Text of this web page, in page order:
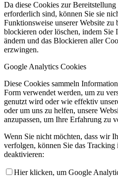
Da diese Cookies zur
erforderlich sind, können Sie sie
Funktionsweise unserer Website zu
blockieren oder löschen, indem Sie
ändern und das Blockieren aller
erzwingen.
Google Analytics Cookies
Diese Cookies sammeln
Form verwendet werden, um zu
genutzt wird oder wie effektiv
oder um uns zu helfen, unsere
anzupassen, um Ihre Erfahrung zu
Wenn Sie nicht möchten, dass wir
verfolgen, können Sie das
deaktivieren:
Hier klicken, um Google